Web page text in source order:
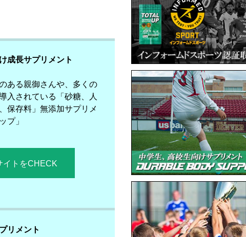
成長サプリメント
ある親御さんや、多くの
入されている「砂糖、人
保存料」無添加サプリメ
プ」
イトをCHECK
リメント